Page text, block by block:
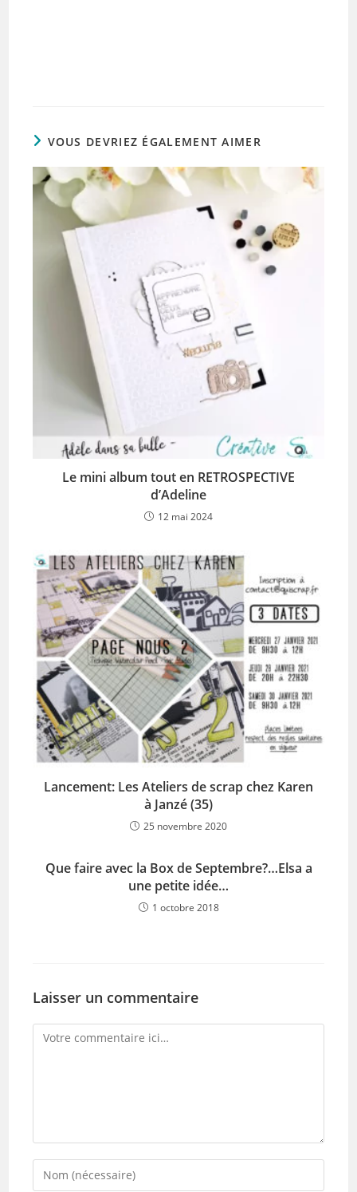
VOUS DEVRIEZ ÉGALEMENT AIMER
Le mini album tout en RETROSPECTIVE
d’Adeline
12 mai 2024
Lancement: Les Ateliers de scrap chez Karen
à Janzé (35)
25 novembre 2020
Que faire avec la Box de Septembre?…Elsa a
une petite idée…
1 octobre 2018
Laisser un commentaire
Comment
Enter
your